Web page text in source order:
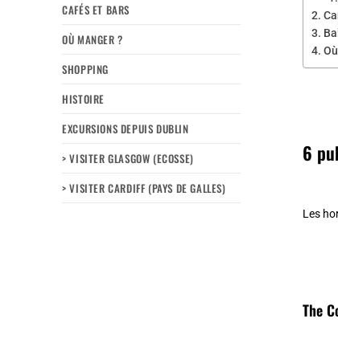
CAFÉS ET BARS
OÙ MANGER ?
SHOPPING
HISTOIRE
EXCURSIONS DEPUIS DUBLIN
> VISITER GLASGOW (ECOSSE)
> VISITER CARDIFF (PAYS DE GALLES)
6
Les
The